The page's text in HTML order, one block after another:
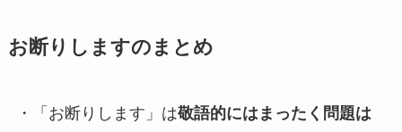
お断りしますのまとめ
・「お断りします」は敬語的にはまったく問題は